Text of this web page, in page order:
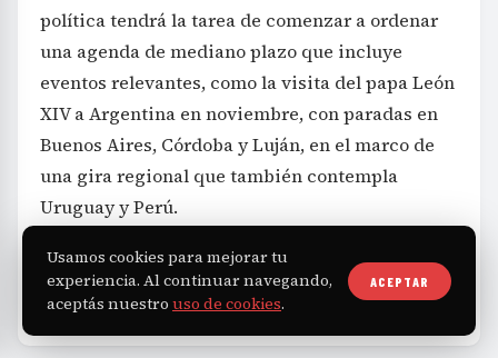
política tendrá la tarea de comenzar a ordenar
una agenda de mediano plazo que incluye
eventos relevantes, como la visita del papa León
XIV a Argentina en noviembre, con paradas en
Buenos Aires, Córdoba y Luján, en el marco de
una gira regional que también contempla
Uruguay y Perú.
TAGS Política Gobierno Senado
Usamos cookies para mejorar tu
experiencia. Al continuar navegando,
aceptás nuestro uso de cookies.
ACEPTAR